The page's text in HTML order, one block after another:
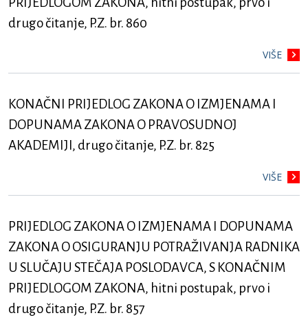
drugo čitanje, P.Z. br. 860
VIŠE
KONAČNI PRIJEDLOG ZAKONA O IZMJENAMA I
DOPUNAMA ZAKONA O PRAVOSUDNOJ
AKADEMIJI, drugo čitanje, P.Z. br. 825
VIŠE
PRIJEDLOG ZAKONA O IZMJENAMA I DOPUNAMA
ZAKONA O OSIGURANJU POTRAŽIVANJA RADNIKA
U SLUČAJU STEČAJA POSLODAVCA, S KONAČNIM
PRIJEDLOGOM ZAKONA, hitni postupak, prvo i
drugo čitanje, P.Z. br. 857